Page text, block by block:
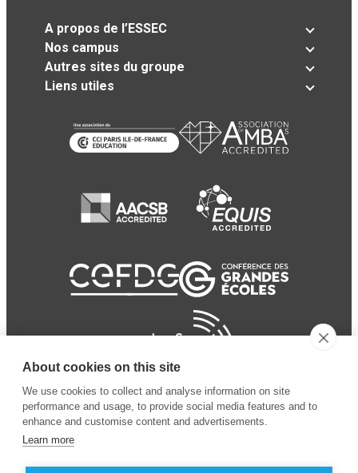
A propos de l’ESSEC
Nos campus
Autres sites du groupe
Liens utiles
About cookies on this site
We use cookies to collect and analyse information on site
performance and usage, to provide social media features and to
enhance and customise content and advertisements.
Learn more